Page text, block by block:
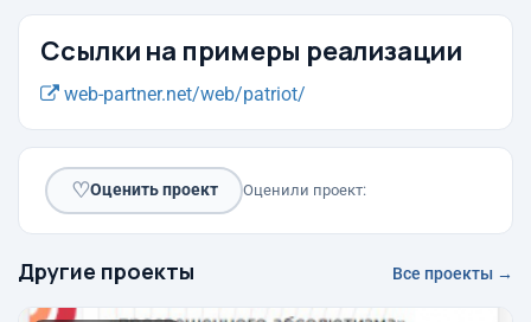
Ссылки на примеры реализации
web-partner.net/web/patriot/
♡Оценить проект Оценили проект:
Другие проекты Все проекты →